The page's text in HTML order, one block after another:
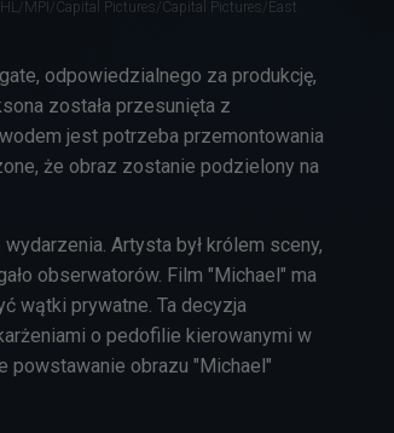
MPI/Capital Pictures/Capital Pictures/East
odpowiedzialnego za produkcję,
została przesunięta z
jest potrzeba przemontowania
że obraz zostanie podzielony na
Artysta był królem sceny,
obserwatorów. Film "Michael" ma
wątki prywatne. Ta decyzja
o pedofilie kierowanymi w
powstawanie obrazu "Michael"